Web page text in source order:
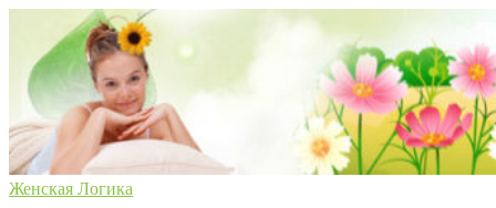
Женская Логика